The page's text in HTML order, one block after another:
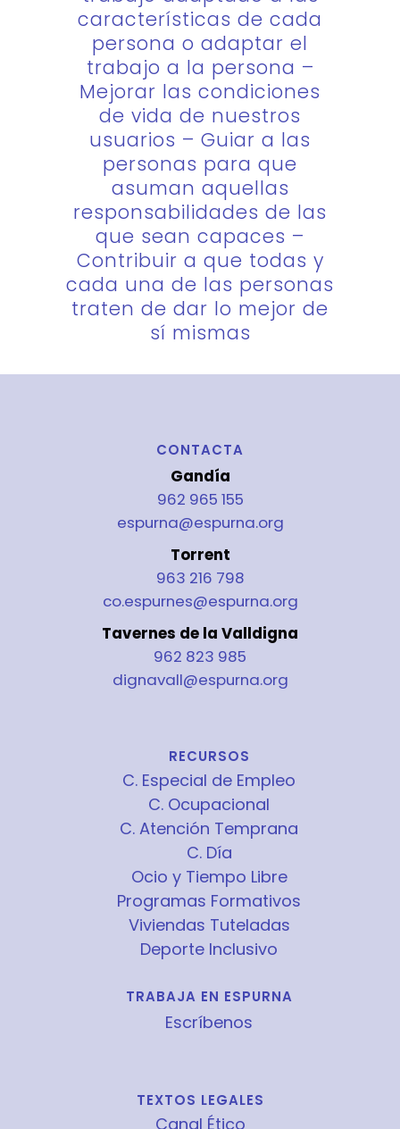
características de cada
persona o adaptar el
trabajo a la persona –
Mejorar las condiciones
de vida de nuestros
usuarios – Guiar a las
personas para que
asuman aquellas
responsabilidades de las
que sean capaces –
Contribuir a que todas y
cada una de las personas
traten de dar lo mejor de
sí mismas
CONTACTA
Gandía
962 965 155
espurna@espurna.org
Torrent
963 216 798
co.espurnes@espurna.org
Tavernes de la Valldigna
962 823 985
dignavall@espurna.org
RECURSOS
C. Especial de Empleo
C. Ocupacional
C. Atención Temprana
C. Día
Ocio y Tiempo Libre
Programas Formativos
Viviendas Tuteladas
Deporte Inclusivo
TRABAJA EN ESPURNA
Escríbenos
TEXTOS LEGALES
Canal Ético